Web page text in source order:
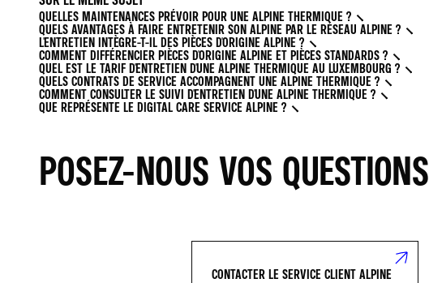
QUELLES MAINTENANCES PRÉVOIR POUR UNE ALPINE THERMIQUE ?
QUELS AVANTAGES À FAIRE ENTRETENIR SON ALPINE PAR LE RÉSEAU ALPINE ?
L'ENTRETIEN INTÈGRE-T-IL DES PIÈCES D'ORIGINE ALPINE ?
COMMENT DIFFÉRENCIER PIÈCES D'ORIGINE ALPINE ET PIÈCES STANDARDS ?
QUEL EST LE TARIF D'ENTRETIEN D'UNE ALPINE THERMIQUE AU LUXEMBOURG ?
QUELS CONTRATS DE SERVICE ACCOMPAGNENT UNE ALPINE THERMIQUE ?
COMMENT CONSULTER LE SUIVI D'ENTRETIEN D'UNE ALPINE THERMIQUE ?
QUE REPRÉSENTE LE DIGITAL CARE SERVICE ALPINE ?
POSEZ-NOUS VOS QUESTIONS
CONTACTER LE SERVICE CLIENT ALPINE